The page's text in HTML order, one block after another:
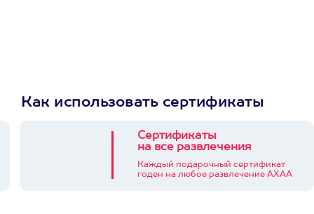
Как использовать сертификаты
Сертификаты
на все развлечения
Каждый подарочный сертификат
годен на любое развлечение АХАА